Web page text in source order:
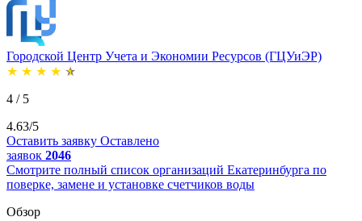
Городской Центр Учета и Экономии Ресурсов (ГЦУиЭР)
★ ★ ★ ★ ★
4 / 5
4.63/5
Оставить заявку Оставлено
заявок 2046
Смотрите полный список организаций Екатеринбурга по
поверке, замене и установке счетчиков воды
Обзор